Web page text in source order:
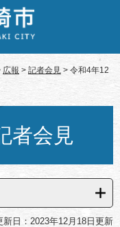
広報 > 記者会見 > 令和4年12
者会見
新日：2023年12月18日更新